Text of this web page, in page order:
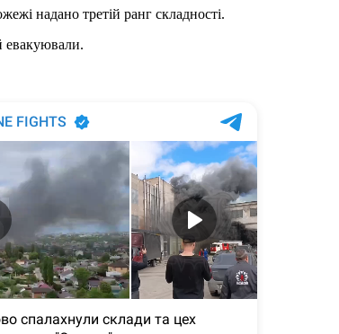
надано третій ранг складності.
евакуювали.